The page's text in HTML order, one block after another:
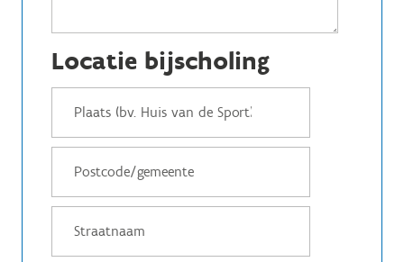
Locatie bijscholing